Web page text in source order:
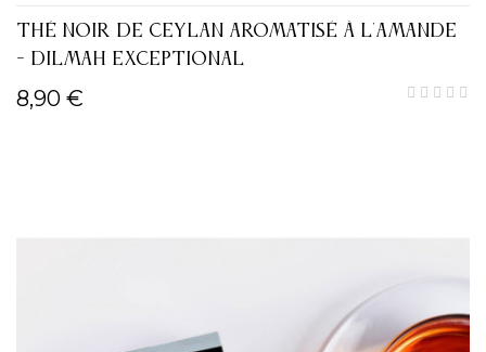
THÉ NOIR DE CEYLAN AROMATISÉ À L'AMANDE
- DILMAH EXCEPTIONAL
8,90 €